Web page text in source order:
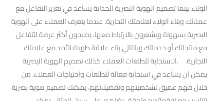
الولاء بينما تصميم الهوية البصرية الجذابة يساعد في تعزيز التفاعل مع
عملائك وبناء الولاء لعلامتك التجارية. عندما يتعرف العملاء على الهوية
البصرية بسهولة ويشعرون بالارتباط معها، يصبحون أكثر عرضة للتفاعل
مع منتجاتك أو خدماتك وبالتالي بناء علاقة طويلة الأمد مع علامتك
التجارية. .الاستجابة لتطلعات العملاء كذلك تصميم الهوية البصرية
يمكن أن يساعد في استجابة فعالة لتطلعات واحتياجات العملاء. من
خلال فهم عميق لشخصيتهم وتفضيلاتهم، يمكنك تصميم هوية بصرية